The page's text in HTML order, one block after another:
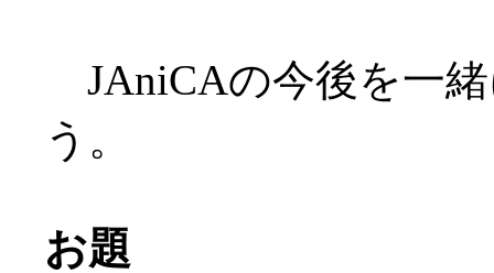
JAniCAの今後を一
う。
お題